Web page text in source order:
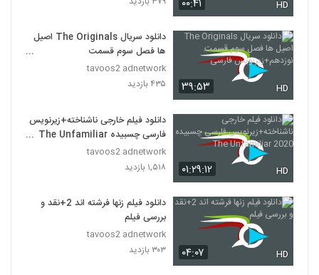
۰۰:۴۱ HD
۳۹:۵۳ HD
دانلود سریال The Originals اصیل
ها فصل سوم قسمت
نوزدهم+زیرنویس فارسی
tavoos2 adnetwork
۴۳۵ بازدید
۰۱:۲۹:۱۲ HD
دانلود فیلم خارجی ناشناخته+زیرنویس
فارسی چسبیده The Unfamiliar
2020
tavoos2 adnetwork
۱,۵۱۸ بازدید
۰۴:۰۷ HD
دانلود فیلم زنها فرشته اند 2+نقد و
بررسی فیلم
tavoos2 adnetwork
۳۰۳ بازدید